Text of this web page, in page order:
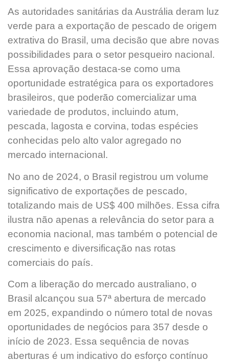
As autoridades sanitárias da Austrália deram luz
verde para a exportação de pescado de origem
extrativa do Brasil, uma decisão que abre novas
possibilidades para o setor pesqueiro nacional.
Essa aprovação destaca-se como uma
oportunidade estratégica para os exportadores
brasileiros, que poderão comercializar uma
variedade de produtos, incluindo atum,
pescada, lagosta e corvina, todas espécies
conhecidas pelo alto valor agregado no
mercado internacional.
No ano de 2024, o Brasil registrou um volume
significativo de exportações de pescado,
totalizando mais de US$ 400 milhões. Essa cifra
ilustra não apenas a relevância do setor para a
economia nacional, mas também o potencial de
crescimento e diversificação nas rotas
comerciais do país.
Com a liberação do mercado australiano, o
Brasil alcançou sua 57ª abertura de mercado
em 2025, expandindo o número total de novas
oportunidades de negócios para 357 desde o
início de 2023. Essa sequência de novas
aberturas é um indicativo do esforço contínuo